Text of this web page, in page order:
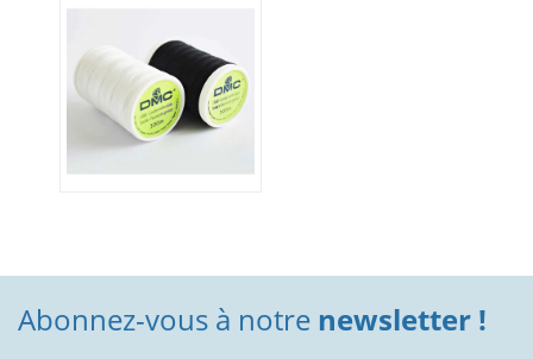
Abonnez-vous à notre newsletter !